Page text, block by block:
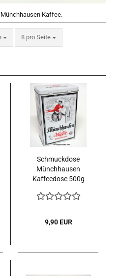
Kaffee.
8 pro Seite
pro Seite
Schmuckdose
Münchhausen
Kaffeedose 500g
9,90 EUR